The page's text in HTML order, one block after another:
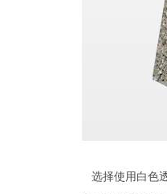
选择使用白色